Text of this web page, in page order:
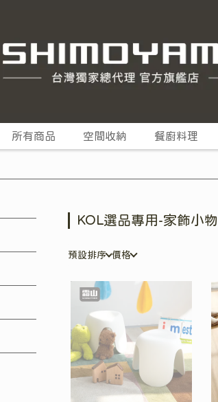
所有商品 空間收納 餐廚料理
KOL選品專用-家飾小物
預設排序 價格